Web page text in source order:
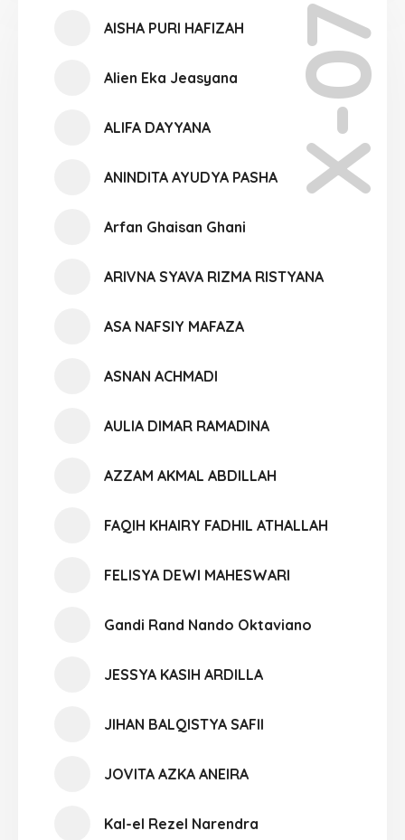
X-07
AISHA PURI HAFIZAH
Alien Eka Jeasyana
ALIFA DAYYANA
ANINDITA AYUDYA PASHA
Arfan Ghaisan Ghani
ARIVNA SYAVA RIZMA RISTYANA
ASA NAFSIY MAFAZA
ASNAN ACHMADI
AULIA DIMAR RAMADINA
AZZAM AKMAL ABDILLAH
FAQIH KHAIRY FADHIL ATHALLAH
FELISYA DEWI MAHESWARI
Gandi Rand Nando Oktaviano
JESSYA KASIH ARDILLA
JIHAN BALQISTYA SAFII
JOVITA AZKA ANEIRA
Kal-el Rezel Narendra